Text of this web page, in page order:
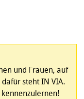
und Frauen, auf
steht IN VIA.
kennenzulernen!